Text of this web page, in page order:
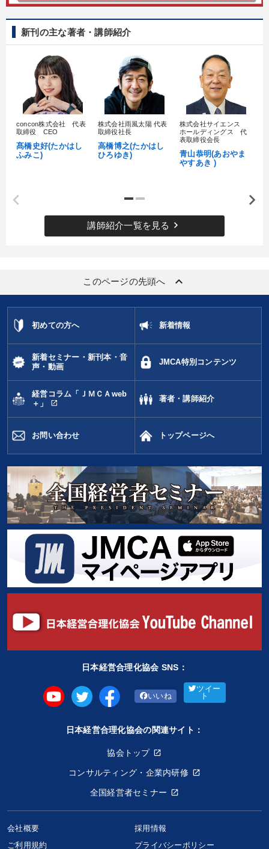
リーダーの魅力向上 業績を伸ばしたい
後継者に聞かせたい パフォーマンス向上
社長の姿勢を学びたい 組織を強化したい
キーワード
松下幸之助 モチベーション 教育 対談・座談会
ベンチャー SNS活用
タグから探す
サービス 金融 老舗企業
労務問題・リスク対策 リーダーシップ
SNS活用 デザイン 多様性・ダイバーシティ
株式市場 入門篇
金利 テレビ・ネットで話題 FCビジネス 後継者
※「更新」を押すと「タグ・キーワード」を更新いただけます。
新刊の主な著者・講師紹介
concon株式会社 代表
取締役 CEO
髙橋史好(たかはし
ふみこ)
株式会社雨風太陽 代表
取締役社長
高橋博之(たかはし
ひろゆき)
株式会社サイエンス
ホールディングス 代
表取締役会長
青山恭明(あおやま
やすあき )
講師紹介一覧を見る keyboard_arrow_right
このページの先頭へ keyboard_arrow_up
初めての方へ 新着情報
新着セミナー・新刊本・音
声・動画
JMCA特別コンテンツ
経営コラム「ＪＭＣＡweb
＋」
open_in_new
著者・講師紹介
お問い合わせ トップページへ
日本経営合理化協会 SNS：
いいね
ツイー
ト
日本経営合理化協会の関連サイト：
協会トップ
コンサルティング・企業内研修
全国経営者セミナー
会社概要
採用情報
ご利用規約
プライバシーポリシー